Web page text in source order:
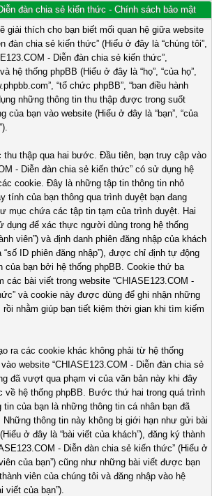
đàn chia sẻ kiến thức - Chính sách bảo mật
giải thích cho bạn biết mối quan hệ giữa website
đàn chia sẻ kiến thức” (Hiểu ở đây là “chúng tôi”,
- Diễn đàn chia sẻ kiến thức”,
hệ thống phpBB (Hiểu ở đây là “họ”, “của họ”,
“tổ chức phpBB”, “ban điều hành
những thông tin thu thập được trong suốt
của bạn vào website (Hiểu ở đây là “bạn”, “của
thu thập qua hai bước. Đầu tiên, bạn truy cập vào
- Diễn đàn chia sẻ kiến thức” có sử dụng hệ
cookie. Đây là những tập tin thông tin nhỏ
tính của bạn thông qua trình duyệt bạn đang
mục chứa các tập tin tạm của trình duyệt. Hai
dụng để xác thực người dùng trong hệ thống
viên”) và định danh phiên đăng nhập của khách
ID phiên đăng nhập”), được chỉ định tự động
của bạn bởi hệ thống phpBB. Cookie thứ ba
các bài viết trong website “CHIASE123.COM -
và cookie này được dùng để ghi nhận những
rồi nhằm giúp bạn tiết kiệm thời gian khi tìm kiếm
ra các cookie khác không phải từ hệ thống
website “CHIASE123.COM - Diễn đàn chia sẻ
đã vượt qua phạm vi của văn bản này khi đây
về hệ thống phpBB. Bước thứ hai trong quá trình
tin của bạn là những thông tin cá nhân bạn đã
Những thông tin này không bị giới hạn như gửi bài
ở đây là “bài viết của khách”), đăng ký thành
- Diễn đàn chia sẻ kiến thức” (Hiểu ở
của bạn”) cũng như những bài viết được bạn
viên của chúng tôi và đăng nhập vào hệ
viết của bạn”).